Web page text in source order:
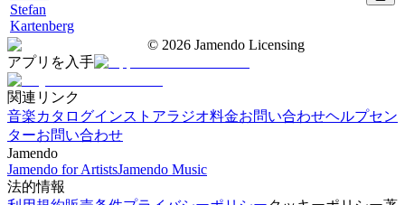
Stefan
Kartenberg
© 2026 Jamendo Licensing
アプリを入手
関連リンク
音楽カタログインストアラジオ料金お問い合わせヘルプセン
ターお問い合わせ
Jamendo
Jamendo for ArtistsJamendo Music
法的情報